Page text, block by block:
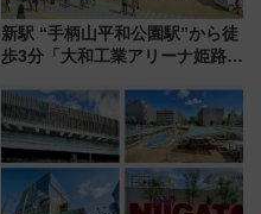
新駅 “手柄山平和公園駅”から徒
歩3分「大和工業アリーナ姫路」
大相撲巡業など 豪華イベントと
アクセス